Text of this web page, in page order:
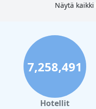
Näytä kaikki
7,258,491
Hotellit